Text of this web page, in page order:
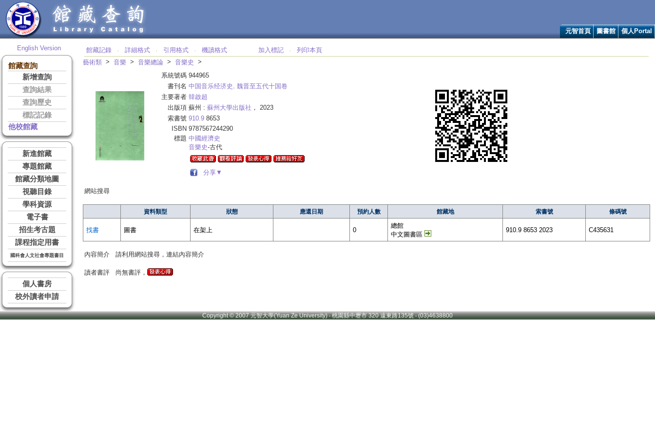
元智首頁 圖書館 個人Portal
English Version
館藏查詢
新增查詢
查詢結果
查詢歷史
標記記錄
他校館藏
新進館藏
專題館藏
館藏分類地圖
視聽目錄
學科資源
電子書
招生考古題
課程指定用書
國科會人文社會專題書目
個人書房
校外讀者申請
館藏記錄 ‧ 詳細格式 ‧ 引用格式 ‧ 機讀格式 加入標記 ‧
列印本頁
藝術類 > 音樂 > 音樂總論 > 音樂史
>
系統號碼 944965
書刊名 中国音乐经济史 . 魏晋至五代十国卷
主要著者 韓啟超
出版項 蘇州 : 蘇州大學出版社 ， 2023
索書號 910.9 8653
ISBN 9787567244290
標題 中國經濟史
音樂史-古代
分享▼
網站搜尋
資料類型 狀態 應還日期 預約人數 館藏地 索書號 條碼號
找書 圖書 在架上 0
總館
中文圖書區
910.9 8653 2023 C435631
內容簡介 請利用網站搜尋，連結內容簡介
讀者書評 尚無書評，
Copyright © 2007 元智大學(Yuan Ze University) ‧ 桃園縣中壢市 320 遠東路135號 ‧ (03)4638800